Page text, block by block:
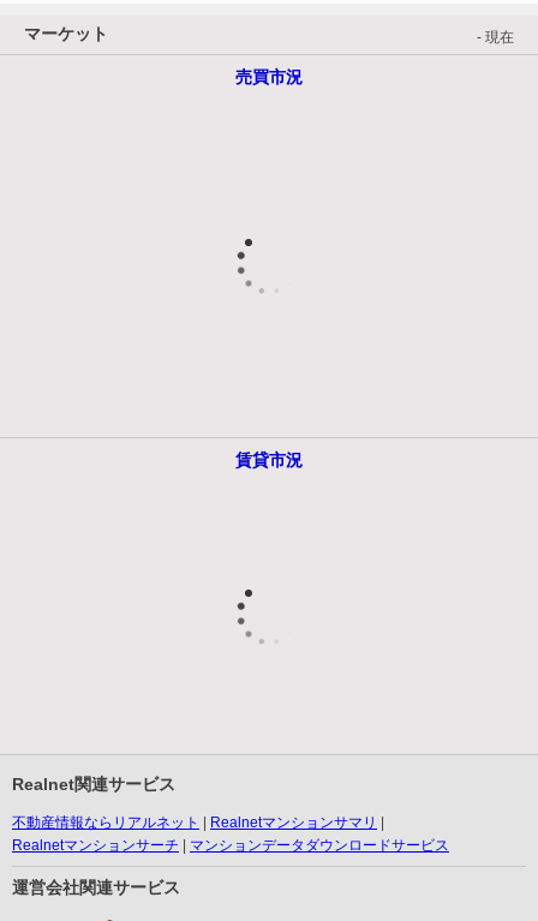
マーケット - 現在
売買市況
賃貸市況
Realnet関連サービス
不動産情報ならリアルネット
Realnetマンションサマリ
Realnetマンションサーチ
マンションデータダウンロードサービス
運営会社関連サービス